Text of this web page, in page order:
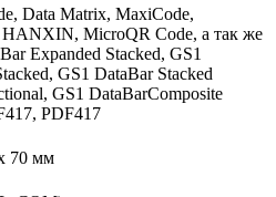
Data Matrix, MaxiCode,
HANXIN, MicroQR Code, а так же
Expanded Stacked, GS1
GS1 DataBar Stacked
GS1 DataBarComposite
PDF417
70 мм